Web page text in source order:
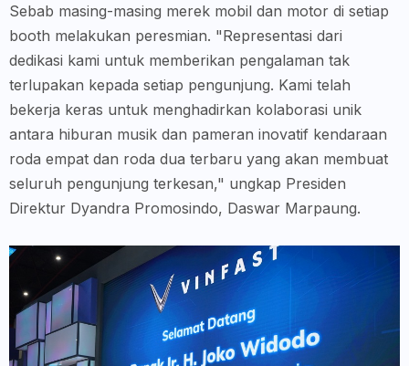
Sebab masing-masing merek mobil dan motor di setiap
booth melakukan peresmian. "Representasi dari
dedikasi kami untuk memberikan pengalaman tak
terlupakan kepada setiap pengunjung. Kami telah
bekerja keras untuk menghadirkan kolaborasi unik
antara hiburan musik dan pameran inovatif kendaraan
roda empat dan roda dua terbaru yang akan membuat
seluruh pengunjung terkesan," ungkap Presiden
Direktur Dyandra Promosindo, Daswar Marpaung.